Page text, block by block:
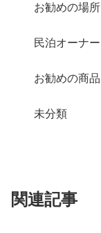
お勧めの場所
民泊オーナー
お勧めの商品
未分類
関連記事